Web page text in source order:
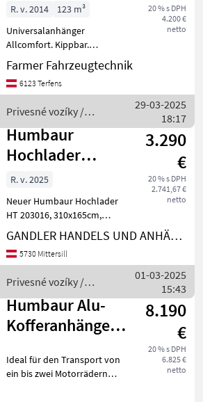
20 % s DPH
4.200 €
netto
R. v. 2014
123 m³
Universalanhänger
Allcomfort. Kippbar.
Doppelwirkende
Hydraulikzylinder.
Auffahrrampe. Ges.Gew.
210cm Auflaufeinrichtung
wurde letzt
Farmer Fahrzeugtechnik
6123 Terfens
Privesné vozíky /
Humbaur
29-03-2025
18:17
Humbaur
Hochlader
HT203116
3.290
€
20 % s DPH
2.741,67 €
netto
R. v. 2025
Neuer Humbaur Hochlader
HT 203016, 310x165cm,
sofort verfügbar Privesné
vozíky Prívesný voz
osobného auta
GANDLER HANDELS UND ANHÄNGER GmbH
5730 Mittersill
Privesné vozíky /
Humbaur
01-03-2025
15:43
Humbaur Alu-
Kofferanhänger
AKTION
8.190
€
20 % s DPH
6.825 €
netto
Ideal für den Transport von
ein bis zwei Motorrädern